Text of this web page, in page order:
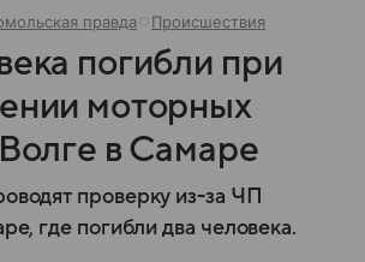
правда Происшествия
погибли при
моторных
в Самаре
проверку из-за ЧП
где погибли два человека.